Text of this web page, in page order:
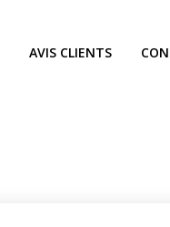
AVIS CLIENTS